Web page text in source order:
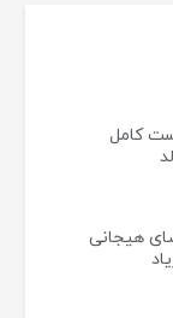
کامل
هیجانی